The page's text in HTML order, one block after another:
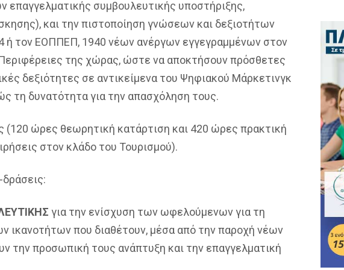
συμβουλευτικής υποστήριξης,
και την πιστοποίηση γνώσεων και δεξιοτήτων
ή τον ΕΟΠΠΕΠ, 1940 νέων ανέργων εγγεγραμμένων στον
της χώρας, ώστε να αποκτήσουν πρόσθετες
δεξιότητες σε αντικείμενα του Ψηφιακού Μάρκετινγκ
τη δυνατότητα για την απασχόληση τους.
(120 ώρες θεωρητική κατάρτιση και 420 ώρες πρακτική
στον κλάδο του Τουρισμού).
για την ενίσχυση των ωφελούμενων για τη
ικανοτήτων που διαθέτουν, μέσα από την παροχή νέων
την προσωπική τους ανάπτυξη και την επαγγελματική